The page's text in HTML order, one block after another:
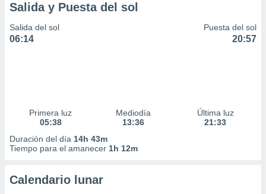
Salida y Puesta del sol
Salida del sol
06:14
Puesta del sol
20:57
Primera luz
05:38
Mediodía
13:36
Última luz
21:33
Duración del día 14h 43m
Tiempo para el amanecer 1h 12m
Calendario lunar